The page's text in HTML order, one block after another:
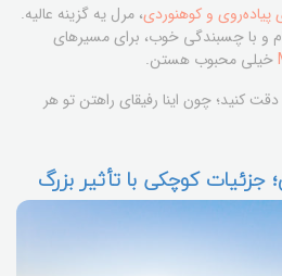
و کوهنوردی، مرل یه گزینه عالیه.
و با چسبندگی خوب، برای مسیرهای
خیلی محبوب هستن.
کنید؛ چون اینا رفیقای راهتن تو هر
جزئیات کوچکی با تأثیر بزرگ